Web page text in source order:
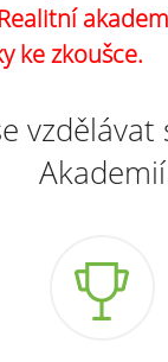
ke zkoušce.
vzdělávat
Akademií